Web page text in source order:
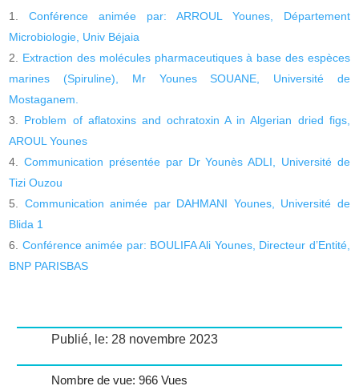
Conférence animée par: ARROUL Younes, Département
Microbiologie, Univ Béjaia
Extraction des molécules pharmaceutiques à base des espèces
marines (Spiruline), Mr Younes SOUANE, Université de
Mostaganem.
Problem of aflatoxins and ochratoxin A in Algerian dried figs,
AROUL Younes
Communication présentée par Dr Younès ADLI, Université de
Tizi Ouzou
Communication animée par DAHMANI Younes, Université de
Blida 1
Conférence animée par: BOULIFA Ali Younes, Directeur d’Entité,
BNP PARISBAS
Publié, le: 28 novembre 2023
Nombre de vue: 966 Vues